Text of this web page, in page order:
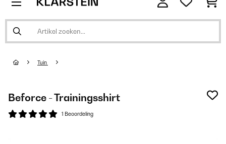
Tuin
Beforce - Trainingsshirt
1 Beoordeling